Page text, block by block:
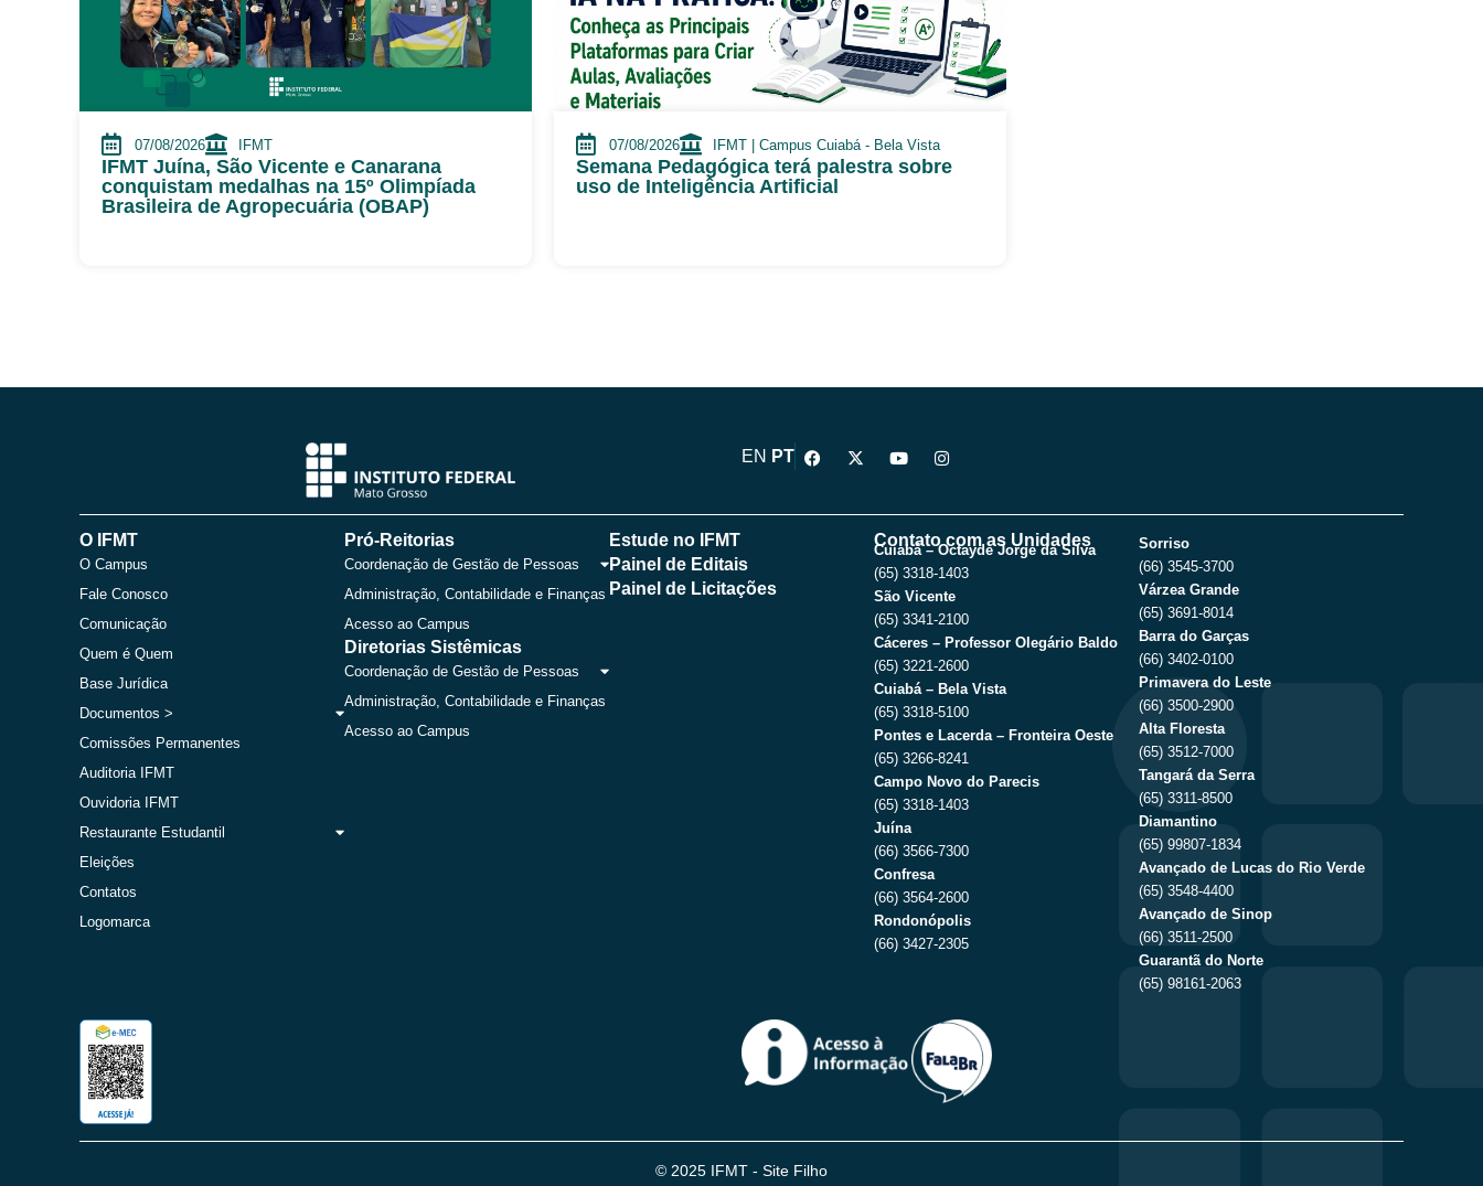
07/08/2026 IFMT
IFMT Juína, São Vicente e Canarana
conquistam medalhas na 15º Olimpíada
Brasileira de Agropecuária (OBAP)
07/08/2026 IFMT | Campus Cuiabá - Bela Vista
Semana Pedagógica terá palestra sobre
uso de Inteligência Artificial
EN PT
F
a
b
X
-
i
Y
o
u
b
e
I
n
a
g
r
a
m
O IFMT
O Campus
Fale Conosco
Comunicação
Quem é Quem
Base Jurídica
Documentos >
Comissões Permanentes
Auditoria IFMT
Ouvidoria IFMT
Restaurante Estudantil
Eleições
Contatos
Logomarca
Pró-Reitorias
Coordenação de Gestão de Pessoas
Administração, Contabilidade e Finanças
Acesso ao Campus
Diretorias Sistêmicas
Coordenação de Gestão de Pessoas
Administração, Contabilidade e Finanças
Acesso ao Campus
Estude no IFMT
Painel de Editais
Painel de Licitações
Contato com as Unidades
Cuiabá – Octayde Jorge da Silva
(65) 3318-1403
São Vicente
(65) 3341-2100
Cáceres – Professor Olegário Baldo
(65) 3221-2600
Cuiabá – Bela Vista
(65) 3318-5100
Pontes e Lacerda – Fronteira Oeste
(65) 3266-8241
Campo Novo do Parecis
(65) 3318-1403
Juína
(66) 3566-7300
Confresa
(66) 3564-2600
Rondonópolis
(66) 3427-2305
Sorriso
(66) 3545-3700
Várzea Grande
(65) 3691-8014
Barra do Garças
(66) 3402-0100
Primavera do Leste
(66) 3500-2900
Alta Floresta
(65) 3512-7000
Tangará da Serra
(65) 3311-8500
Diamantino
(65) 99807-1834
Avançado de Lucas do Rio Verde
(65) 3548-4400
Avançado de Sinop
(66) 3511-2500
Guarantã do Norte
(65) 98161-2063
© 2025 IFMT - Site Filho